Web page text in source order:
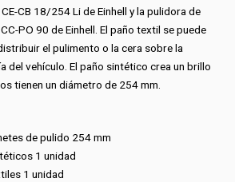
CB 18/254 Li de Einhell y la pulidora de
PO 90 de Einhell. El paño textil se puede
el pulimento o la cera sobre la
del vehículo. El paño sintético crea un brillo
tienen un diámetro de 254 mm.
de pulido 254 mm
1 unidad
1 unidad